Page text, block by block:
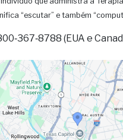
“escutar” e também
(EUA e